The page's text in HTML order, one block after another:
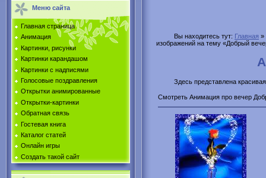
Меню сайта
Главная страница
Анимация
Картинки, рисунки
Картинки карандашом
Картинки с надписями
Голосовые поздравления
Открытки анимированные
Открытки-картинки
Обратная связь
Гостевая книга
Каталог статей
Онлайн игры
Создать такой сайт
Вы находитесь тут: Главная »
изображений на тему «Добрый
Здесь представлена
Смотреть Анимация про вечер